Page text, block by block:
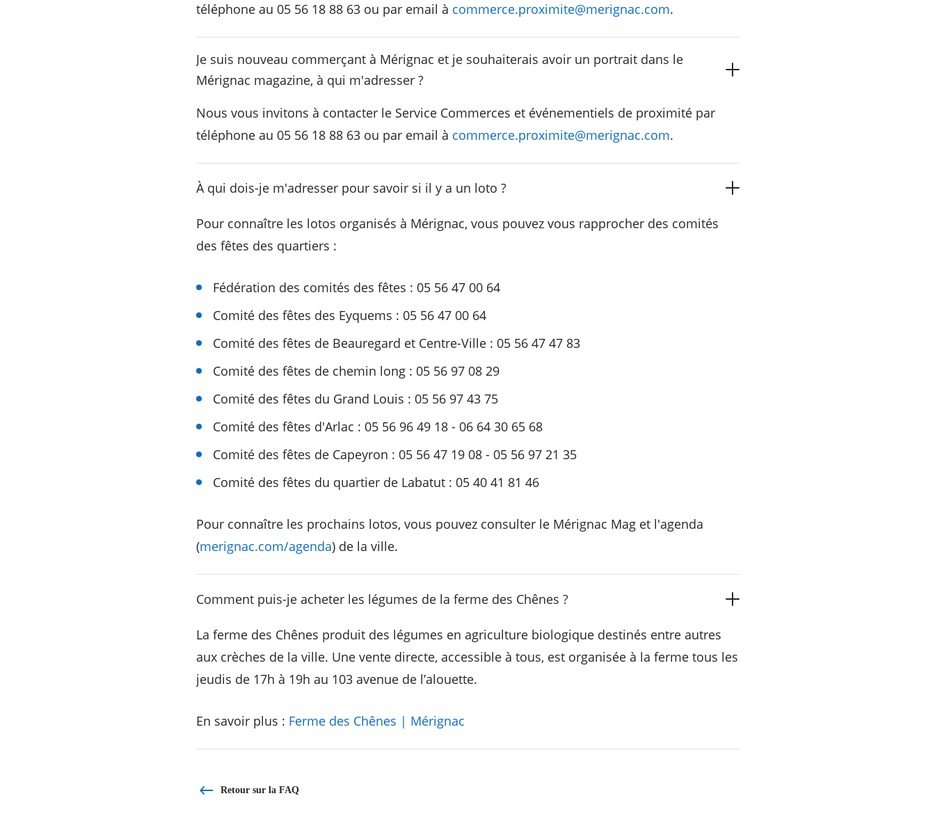
téléphone au 05 56 18 88 63 ou par email à commerce.proximite@merignac.com.
Je suis nouveau commerçant à Mérignac et je souhaiterais avoir un portrait dans le
Mérignac magazine, à qui m'adresser ?
Nous vous invitons à contacter le Service Commerces et événementiels de proximité par
téléphone au 05 56 18 88 63 ou par email à commerce.proximite@merignac.com.
À qui dois-je m'adresser pour savoir si il y a un loto ?
Pour connaître les lotos organisés à Mérignac, vous pouvez vous rapprocher des comités
des fêtes des quartiers :
Fédération des comités des fêtes : 05 56 47 00 64
Comité des fêtes des Eyquems : 05 56 47 00 64
Comité des fêtes de Beauregard et Centre-Ville : 05 56 47 47 83
Comité des fêtes de chemin long : 05 56 97 08 29
Comité des fêtes du Grand Louis : 05 56 97 43 75
Comité des fêtes d'Arlac : 05 56 96 49 18 - 06 64 30 65 68
Comité des fêtes de Capeyron : 05 56 47 19 08 - 05 56 97 21 35
Comité des fêtes du quartier de Labatut : 05 40 41 81 46
Pour connaître les prochains lotos, vous pouvez consulter le Mérignac Mag et l'agenda
(merignac.com/agenda) de la ville.
Comment puis-je acheter les légumes de la ferme des Chênes ?
La ferme des Chênes produit des légumes en agriculture biologique destinés entre autres
aux crèches de la ville. Une vente directe, accessible à tous, est organisée à la ferme tous les
jeudis de 17h à 19h au 103 avenue de l’alouette.
En savoir plus : Ferme des Chênes | Mérignac
Retour sur la FAQ